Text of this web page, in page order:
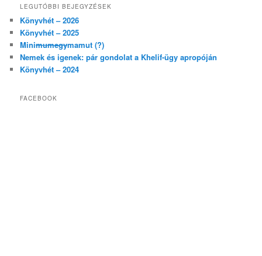
LEGUTÓBBI BEJEGYZÉSEK
Könyvhét – 2026
Könyvhét – 2025
Minimumegymamut (?)
Nemek és igenek: pár gondolat a Khelif-ügy apropóján
Könyvhét – 2024
FACEBOOK